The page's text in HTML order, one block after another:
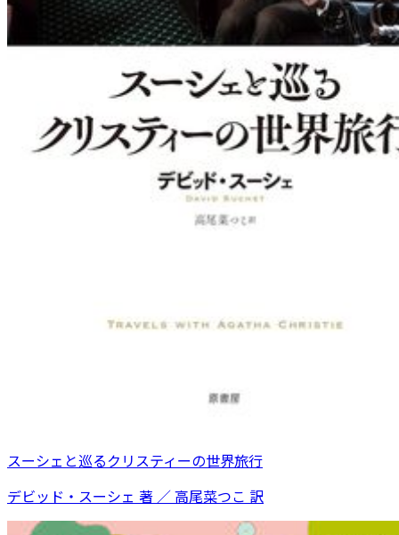
スーシェと巡るクリスティーの世界旅行
デビッド・スーシェ 著 ／ 高尾菜つこ 訳